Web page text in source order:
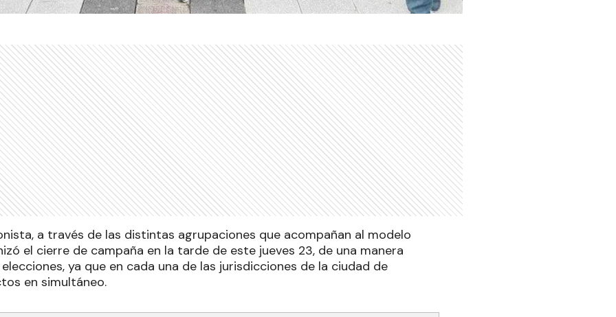
a través de las distintas agrupaciones que acompañan al modelo
el cierre de campaña en la tarde de este jueves 23, de una manera
ya que en cada una de las jurisdicciones de la ciudad de
en simultáneo.